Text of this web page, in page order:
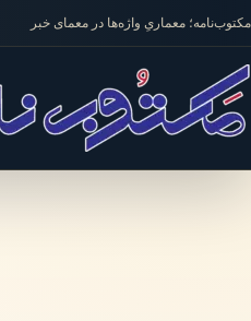
رفتن به محتوا
مکتوب‌نامه؛ معماریِ واژه‌ها در معمای خبر